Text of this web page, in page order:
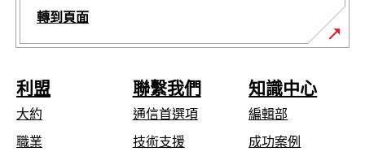
轉到頁面
利盟
大約
職業
聯繫我們
通信首選項
技術支援在
知識中心
編輯部
成功案例